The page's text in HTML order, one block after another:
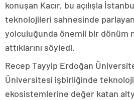
konuşan Kacır, bu açılışla
teknolojileri sahnesinde
yolculuğunda önemli bir dönüm
attıklarını söyledi.
Recep Tayyip Erdoğan
Üniversitesi işbirliğinde
ekosistemlerine değer katan